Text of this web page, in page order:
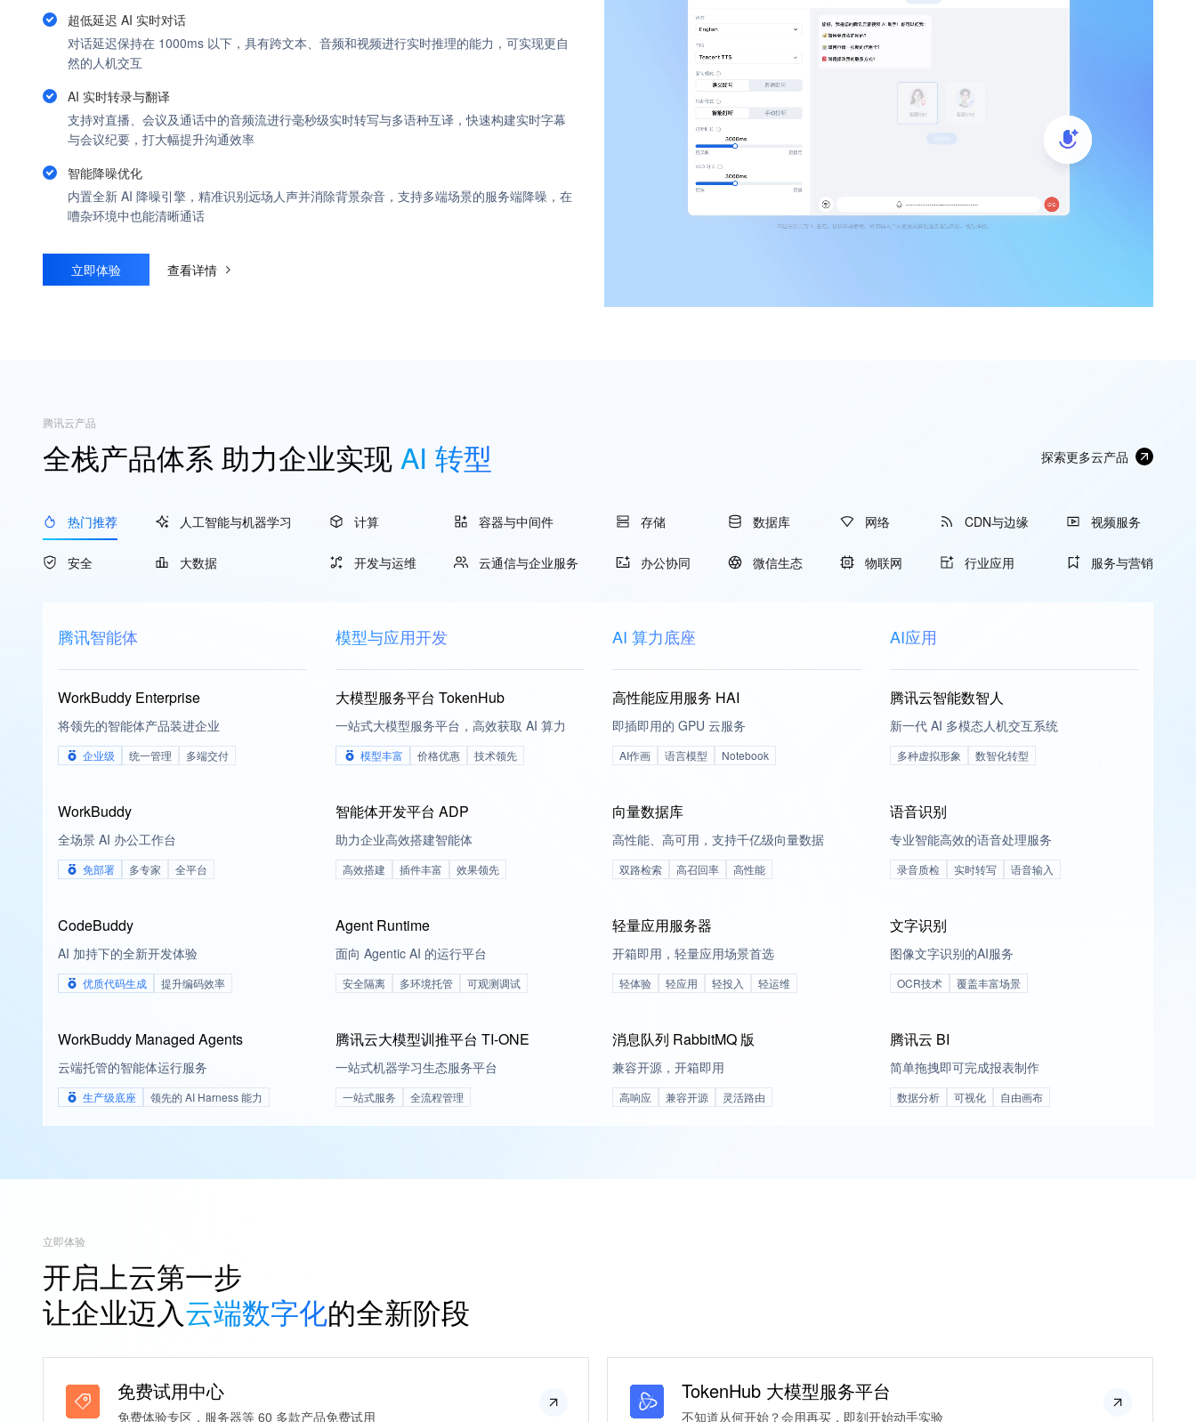
超低延迟 AI 实时对话
对话延迟保持在 1000ms 以下，具有跨文本、音频和视频进行实时推理的能力，可实现更自
然的人机交互
AI 实时转录与翻译
支持对直播、会议及通话中的音频流进行毫秒级实时转写与多语种互译，快速构建实时字幕
与会议纪要，打大幅提升沟通效率
智能降噪优化
内置全新 AI 降噪引擎，精准识别远场人声并消除背景杂音，支持多端场景的服务端降噪，在
嘈杂环境中也能清晰通话
立即体验 查看详情
腾讯云产品
全栈产品体系 助力企业实现AI 转型 探索更多云产品
热门推荐
安全
人工智能与机器学习
大数据
计算
开发与运维
容器与中间件
云通信与企业服务
存储
办公协同
数据库
微信生态
网络
物联网
CDN与边缘
行业应用
视频服务
服务与营销
腾讯智能体
WorkBuddy Enterprise
将领先的智能体产品装进企业
企业级 统一管理 多端交付
WorkBuddy
全场景 AI 办公工作台
免部署 多专家 全平台
CodeBuddy
AI 加持下的全新开发体验
优质代码生成 提升编码效率
WorkBuddy Managed Agents
云端托管的智能体运行服务
生产级底座 领先的 AI Harness 能力
模型与应用开发
大模型服务平台 TokenHub
一站式大模型服务平台，高效获取 AI 算力
模型丰富 价格优惠 技术领先
智能体开发平台 ADP
助力企业高效搭建智能体
高效搭建 插件丰富 效果领先
Agent Runtime
面向 Agentic AI 的运行平台
安全隔离 多环境托管 可观测调试
腾讯云大模型训推平台 TI-ONE
一站式机器学习生态服务平台
一站式服务 全流程管理
AI 算力底座
高性能应用服务 HAI
即插即用的 GPU 云服务
AI作画 语言模型 Notebook
向量数据库
高性能、高可用，支持千亿级向量数据
双路检索 高召回率 高性能
轻量应用服务器
开箱即用，轻量应用场景首选
轻体验 轻应用 轻投入 轻运维
消息队列 RabbitMQ 版
兼容开源，开箱即用
高响应 兼容开源 灵活路由
AI应用
腾讯云智能数智人
新一代 AI 多模态人机交互系统
多种虚拟形象 数智化转型
语音识别
专业智能高效的语音处理服务
录音质检 实时转写 语音输入
文字识别
图像文字识别的AI服务
OCR技术 覆盖丰富场景
腾讯云 BI
简单拖拽即可完成报表制作
数据分析 可视化 自由画布
立即体验
开启上云第一步
让企业迈入云端数字化的全新阶段
免费试用中心
免费体验专区，服务器等 60 多款产品免费试用
TokenHub 大模型服务平台
不知道从何开始？会用再买，即刻开始动手实验